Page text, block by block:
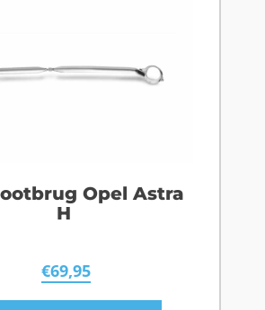
Opel Astra
H
€69,95